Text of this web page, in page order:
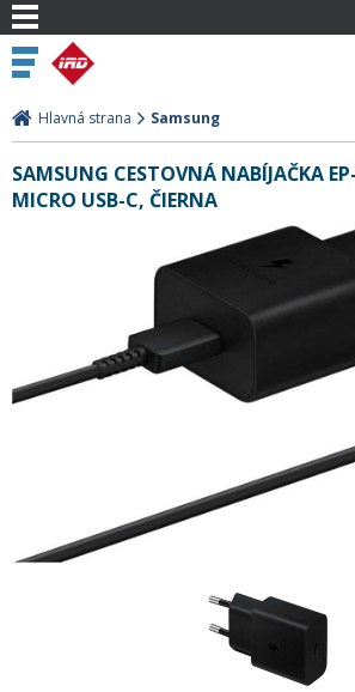
Hlavná strana Samsung
SAMSUNG CESTOVNÁ NABÍJAČKA
MICRO USB-C, ČIERNA